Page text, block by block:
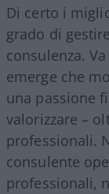
Di certo i
grado di
consulenza.
emerge che
una passione
valorizzare –
professionali.
consulente
professionali,